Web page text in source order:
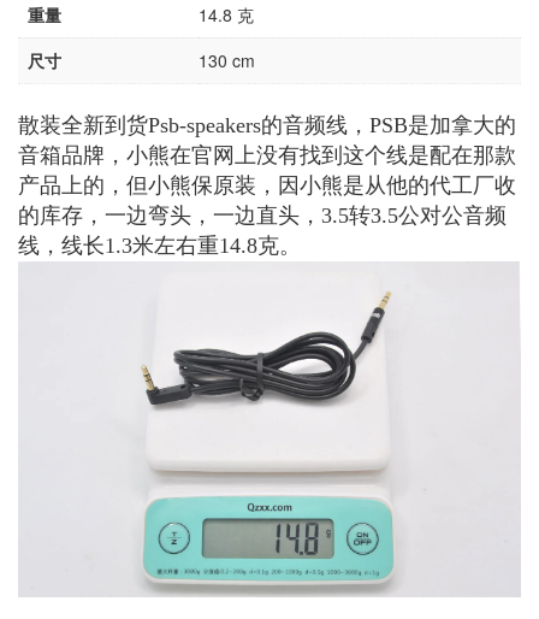
重量
14.8 克
尺寸
130 cm
散装全新到货Psb-speakers的音频线，PSB是加拿大的
音箱品牌，小熊在官网上没有找到这个线是配在那款
产品上的，但小熊保原装，因小熊是从他的代工厂收
的库存，一边弯头，一边直头，3.5转3.5公对公音频
线，线长1.3米左右重14.8克。